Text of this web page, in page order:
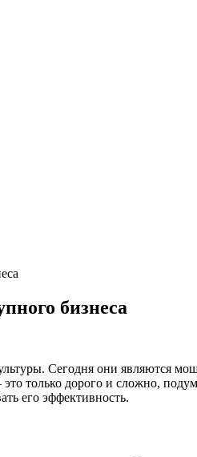
бизнеса
Сегодня они являются
только дорого и сложно,
его эффективность.